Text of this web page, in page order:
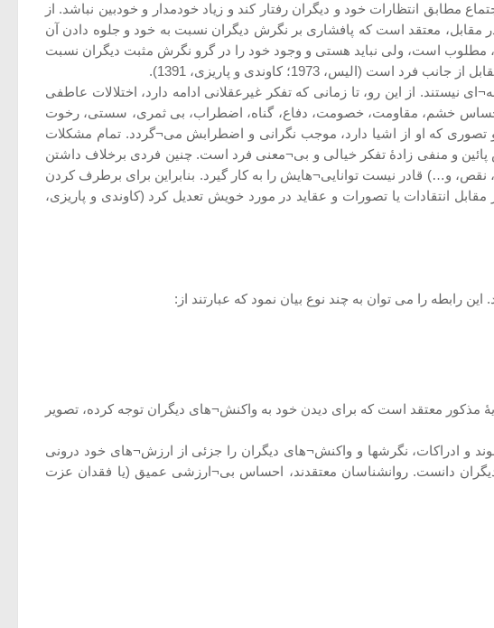
انتظارات خود و دیگران رفتار کند و زیاد خودمدار و خودبین نباشد. از
مقابل، معتقد است که پافشاری بر نگرش دیگران نسبت به خود و جلوه دادن آن
است، ولی نباید هستی و وجود خود را در گرو نگرش مثبت دیگران نسبت
1973؛ کاوندی و پاریزی، 1391).
از این رو، تا زمانی که تفکر غیرعقلانی ادامه دارد، اختلالات عاطفی
احساس خشم، مقاومت، خصومت، دفاع، گناه، اضطراب، بی ثمری، سستی، رخوت
که او از اشیا دارد، موجب نگرانی و اضطرابش می¬گردد. تمام مشکلات
و منفی زادۀ تفکر خیالی و بی¬معنی فرد است. چنین فردی برخلاف داشتن
و…) قادر نیست توانایی¬هایش را به کار گیرد. بنابراین برای برطرف کردن
انتقادات یا تصورات و عقاید در مورد خویش تعدیل کرد (کاوندی و پاریزی،
را می توان به چند نوع بیان نمود که عبارتند از:
مذکور معتقد است که برای دیدن خود به واکنش¬های دیگران توجه کرده، تصویر
ادراکات، نگرشها و واکنش¬های دیگران را جزئی از ارزش¬های خود درونی
دانست. روانشناسان معتقدند، احساس بی¬ارزشی عمیق (یا فقدان عزت